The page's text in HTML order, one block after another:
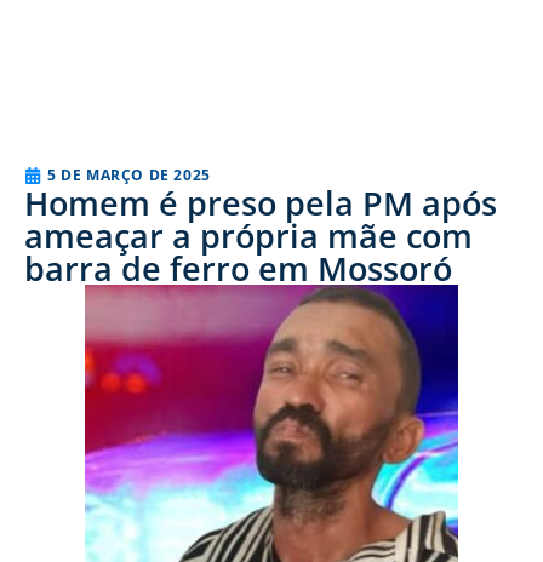
5 DE MARÇO DE 2025
Homem é preso pela PM após
ameaçar a própria mãe com
barra de ferro em Mossoró